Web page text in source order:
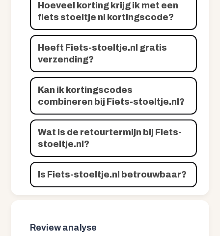
Hoeveel korting krijg ik met een
fiets stoeltje nl kortingscode?
Heeft Fiets-stoeltje.nl gratis
verzending?
Kan ik kortingscodes
combineren bij Fiets-stoeltje.nl?
Wat is de retourtermijn bij Fiets-
stoeltje.nl?
Is Fiets-stoeltje.nl betrouwbaar?
Review analyse